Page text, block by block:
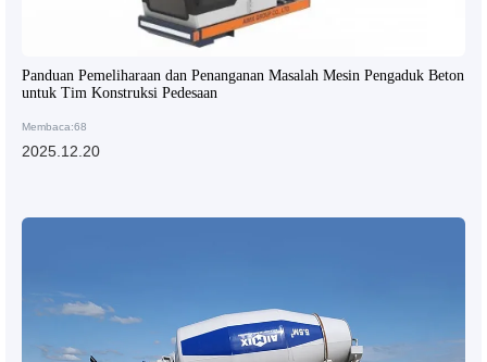
Panduan Pemeliharaan dan Penanganan Masalah Mesin Pengaduk Beton
untuk Tim Konstruksi Pedesaan
Membaca:68
2025.12.20